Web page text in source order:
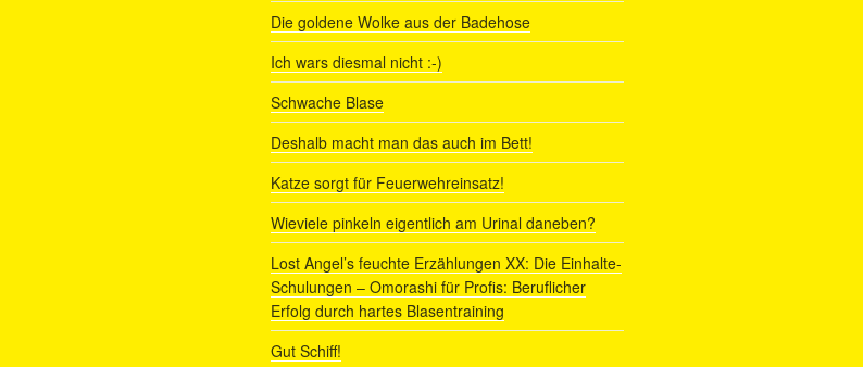
Die goldene Wolke aus der Badehose
Ich wars diesmal nicht :-)
Schwache Blase
Deshalb macht man das auch im Bett!
Katze sorgt für Feuerwehreinsatz!
Wieviele pinkeln eigentlich am Urinal daneben?
Lost Angel’s feuchte Erzählungen XX: Die Einhalte-
Schulungen – Omorashi für Profis: Beruflicher
Erfolg durch hartes Blasentraining
Gut Schiff!